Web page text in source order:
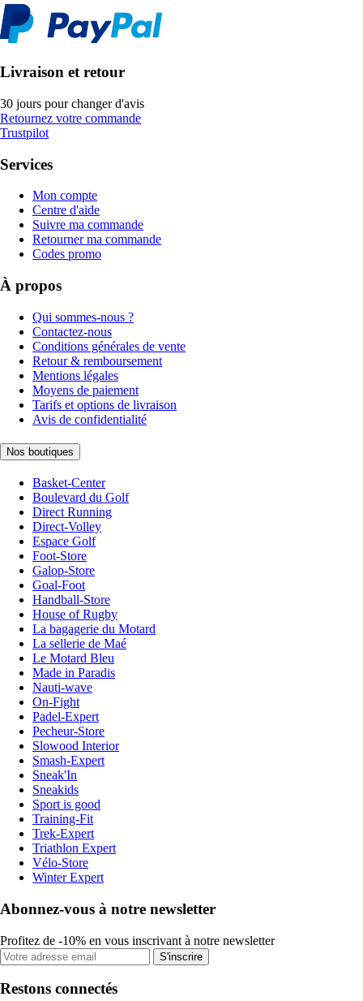
Livraison et retour
30 jours pour changer d'avis
Retournez votre commande
Trustpilot
Services
Mon compte
Centre d'aide
Suivre ma commande
Retourner ma commande
Codes promo
À propos
Qui sommes-nous ?
Contactez-nous
Conditions générales de vente
Retour & remboursement
Mentions légales
Moyens de paiement
Tarifs et options de livraison
Avis de confidentialité
Nos boutiques
Basket-Center
Boulevard du Golf
Direct Running
Direct-Volley
Espace Golf
Foot-Store
Galop-Store
Goal-Foot
Handball-Store
House of Rugby
La bagagerie du Motard
La sellerie de Maé
Le Motard Bleu
Made in Paradis
Nauti-wave
On-Fight
Padel-Expert
Pecheur-Store
Slowood Interior
Smash-Expert
Sneak'In
Sneakids
Sport is good
Training-Fit
Trek-Expert
Triathlon Expert
Vélo-Store
Winter Expert
Abonnez-vous à notre newsletter
Profitez de -10% en vous inscrivant à notre newsletter
S'inscrire
Restons connectés